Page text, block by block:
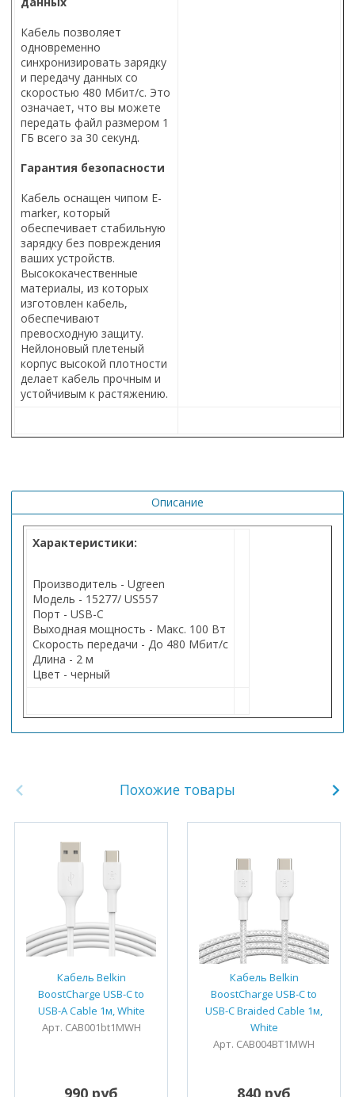
Кабель позволяет
одновременно
синхронизировать зарядку
и передачу данных со
скоростью 480 Мбит/с. Это
означает, что вы можете
передать файл размером 1
ГБ всего за 30 секунд.
Гарантия безопасности
Кабель оснащен чипом E-
marker, который
обеспечивает стабильную
зарядку без повреждения
ваших устройств.
Высококачественные
материалы, из которых
изготовлен кабель,
обеспечивают
превосходную защиту.
Нейлоновый плетеный
корпус высокой плотности
делает кабель прочным и
устойчивым к растяжению.
Описание
Характеристики:
Производитель - Ugreen
Модель - 15277/ US557
Порт - USB-C
Выходная мощность - Макс. 100 Вт
Скорость передачи - До 480 Мбит/с
Длина - 2 м
Цвет - черный
Похожие товары
Кабель Belkin
BoostCharge USB-C to
USB-A Cable 1м, White
Арт. CAB001bt1MWH
990 руб
Кабель Belkin
BoostCharge USB-C to
USB-C Braided Cable 1м,
White
Арт. CAB004BT1MWH
840 руб